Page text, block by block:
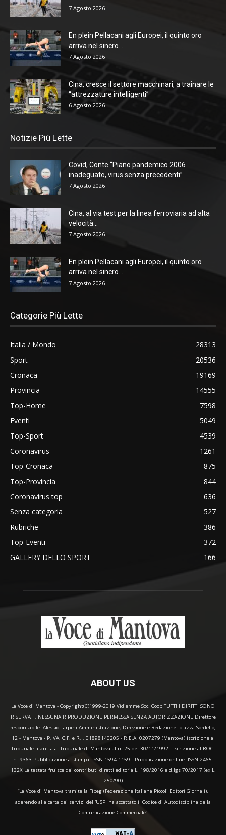
7 Agosto 2026
En plein Pellacani agli Europei, il quinto oro
arriva nel sincro...
7 Agosto 2026
Cina, cresce il settore macchinari, a trainare le
“attrezzature intelligenti”
6 Agosto 2026
Notizie Più Lette
Covid, Conte “Piano pandemico 2006
inadeguato, virus senza precedenti”
7 Agosto 2026
Cina, al via test per la linea ferroviaria ad alta
velocità...
7 Agosto 2026
En plein Pellacani agli Europei, il quinto oro
arriva nel sincro...
7 Agosto 2026
Categorie Più Lette
Italia / Mondo
28313
Sport
20536
Cronaca
19169
Provincia
14555
Top-Home
7598
Eventi
5049
Top-Sport
4539
Coronavirus
1261
Top-Cronaca
875
Top-Provincia
844
Coronavirus top
636
Senza categoria
527
Rubriche
386
Top-Eventi
372
GALLERY DELLO SPORT
166
ABOUT US
La Voce di Mantova - Copyright(C)1999-2019 Vidiemme Soc. Coop TUTTI I DIRITTI SONO
RISERVATI. NESSUNA RIPRODUZIONE PERMESSA SENZA AUTORIZZAZIONE Direttore
responsabile: Alessio Tarpini Amministrazione, Direzione e Redazione: piazza Sordello,
12 - Mantova - P.IVA, C.F. e R.I. 01898140205 - R.E.A. 0207279 (Mantova) iscrizione al
Tribunale: iscritta al Tribunale di Mantova al n. 25 del 30/11/1992 - iscrizione al ROC:
n. 9363 Pubblicazione a stampa: ISSN 1594-1159 - Pubblicazione online: ISSN 2465-
132X La testata fruisce dei contributi diretti editoria L. 198/2016 e d.lgs 70/2017 (ex L.
250/90)
“La Voce di Mantova tramite la Fipeg (Federazione Italiana Piccoli Editori Giornali),
aderendo alla carta dei servizi dell'USPI ha accettato il Codice di Autodisciplina della
Comunicazione Commerciale"